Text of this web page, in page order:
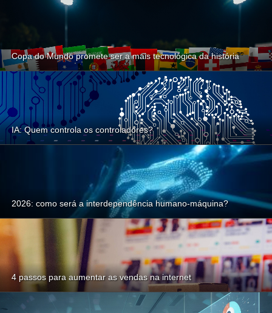
Copa do Mundo promete ser a mais tecnológica da história
IA: Quem controla os controladores?
2026: como será a interdependência humano-máquina?
4 passos para aumentar as vendas na internet